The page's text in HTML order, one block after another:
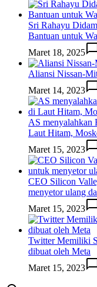
Sri Rahayu
Bantuan untuk
Maret 18, 2025
Aliansi Nissan-
Maret 14, 2023
AS menyalahkan
Laut Hitam,
Maret 15, 2023
CEO Silicon
menyetor ulang
Maret 15, 2023
Twitter Memiliki
dibuat oleh Meta
Maret 15, 2023